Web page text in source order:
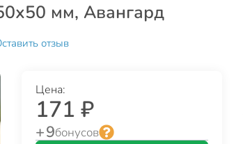
мм, Авангард
отзыв
Цена:
171 ₽
+ 9бонусов